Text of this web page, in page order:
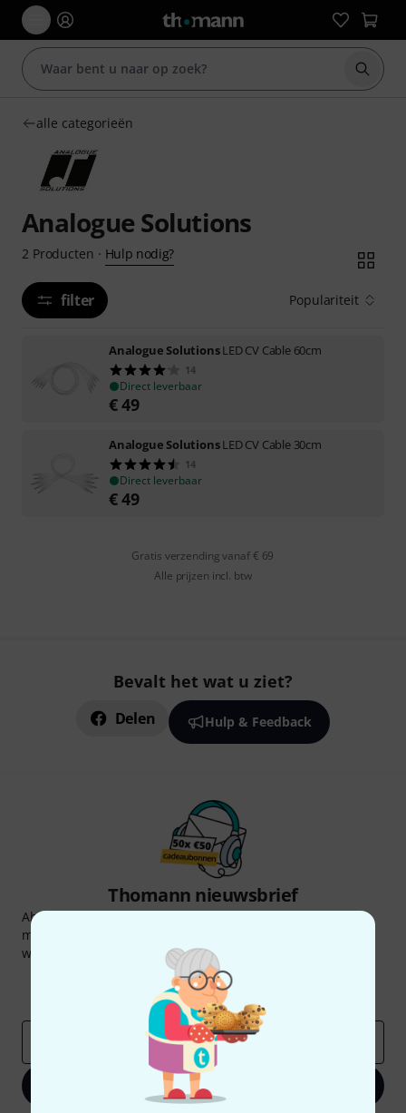
Zoek
alle categorieën
Analogue Solutions
2 Producten · Hulp nodig?
filter Populariteit
Analogue SolutionsLED CV Cable 60cm
14
Direct leverbaar
€49
Analogue SolutionsLED CV Cable 30cm
14
Direct leverbaar
€49
Gratis verzending vanaf € 69
Alle prijzen incl. btw
Bevalt het wat u ziet?
Delen Hulp & Feedback
Thomann nieuwsbrief
Abonneer u op de Thomann-nieuwsbrief in het Engels en
met een beetje geluk kunt u een van
waarde van
per stuk winnen!
Inspirerende bijdragen
Thomann-inzichten
Registreer nu